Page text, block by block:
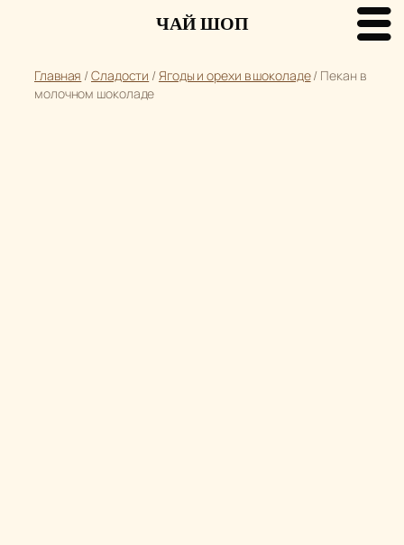
Главная /Сладости /Ягоды и орехи в шоколаде/ Пекан в
молочном шоколаде
ЧАЙ ШОП